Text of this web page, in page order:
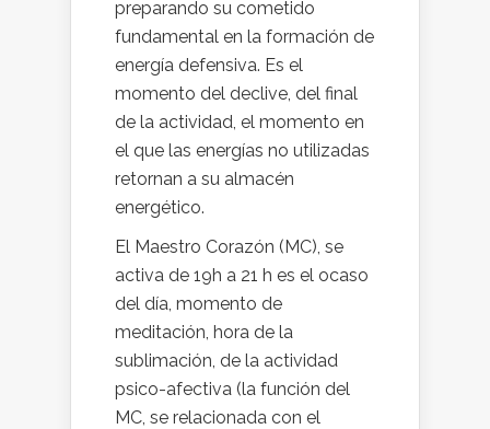
preparando su cometido
fundamental en la formación de
energía defensiva. Es el
momento del declive, del final
de la actividad, el momento en
el que las energías no utilizadas
retornan a su almacén
energético.
El Maestro Corazón (MC), se
activa de 19h a 21 h es el ocaso
del día, momento de
meditación, hora de la
sublimación, de la actividad
psico-afectiva (la función del
MC, se relacionada con el